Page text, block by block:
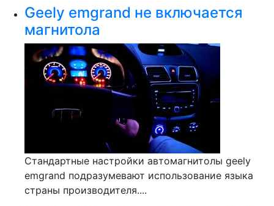
Geely emgrand не включается
магнитола
Стандартные настройки автомагнитолы geely
emgrand подразумевают использование языка
страны производителя....